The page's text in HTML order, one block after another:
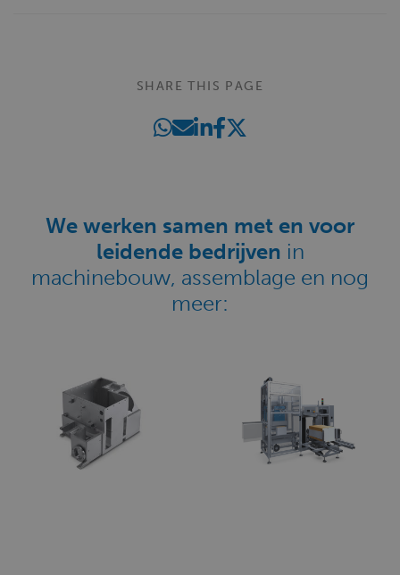
SHARE THIS PAGE
We werken samen met en voor
leidende bedrijven in
machinebouw, assemblage en nog
meer: